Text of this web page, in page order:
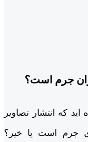
جرم است؟
که انتشار تصاویر
جرم است یا خیر؟